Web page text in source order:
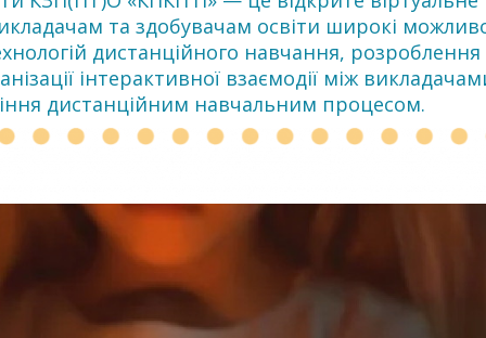
та здобувачам освіти широкі
дистанційного навчання, розроблення
інтерактивної взаємодії між
дистанційним навчальним процесом.